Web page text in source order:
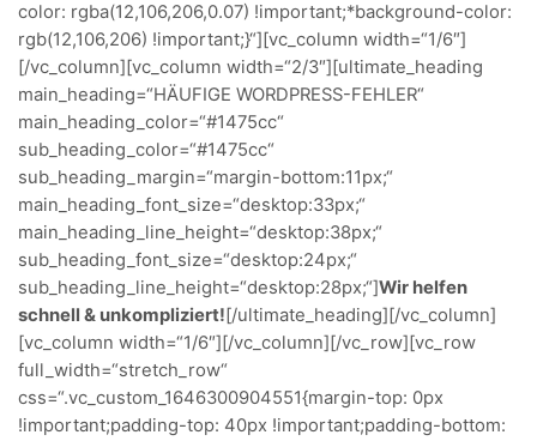
color: rgba(12,106,206,0.07) !important;*background-color:
rgb(12,106,206) !important;}“][vc_column width=“1/6″]
[/vc_column][vc_column width=“2/3″][ultimate_heading
main_heading=“HÄUFIGE WORDPRESS-FEHLER“
main_heading_color=“#1475cc“
sub_heading_color=“#1475cc“
sub_heading_margin=“margin-bottom:11px;“
main_heading_font_size=“desktop:33px;“
main_heading_line_height=“desktop:38px;“
sub_heading_font_size=“desktop:24px;“
sub_heading_line_height=“desktop:28px;“]Wir helfen
schnell & unkompliziert! [/ultimate_heading][/vc_column]
[vc_column width=“1/6″][/vc_column][/vc_row][vc_row
full_width=“stretch_row“
css=“.vc_custom_1646300904551{margin-top: 0px
!important;padding-top: 40px !important;padding-bottom: